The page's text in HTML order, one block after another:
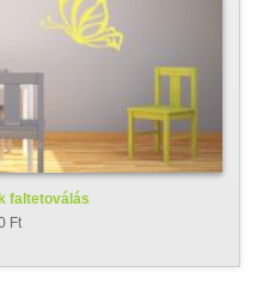
faltetoválás
Ft